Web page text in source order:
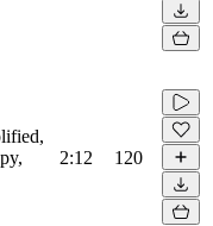
2:12 120